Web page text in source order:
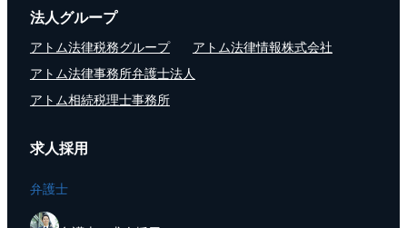
法人グループ
アトム法律税務グループ
アトム法律情報株式会社
アトム法律事務所弁護士法人
アトム相続税理士事務所
求人採用
弁護士